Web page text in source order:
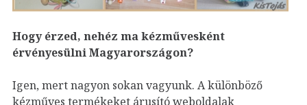
Hogy érzed, nehéz ma kézművesként
érvényesülni Magyarországon?
Igen, mert nagyon sokan vagyunk. A különböző
kézműves termékeket árusító weboldalak